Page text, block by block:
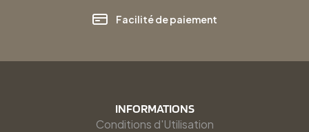
Facilité de paiement
INFORMATIONS
Conditions d'Utilisation